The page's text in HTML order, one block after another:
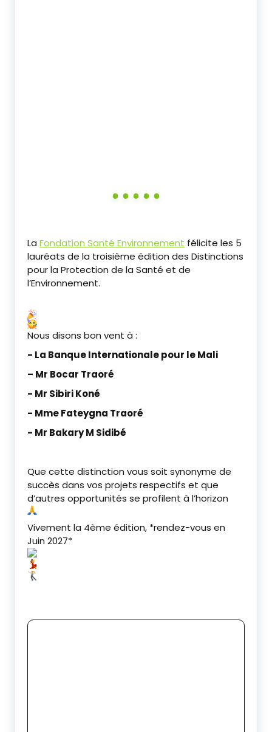
‎La Fondation Santé Environnement félicite les 5
lauréats de la troisième édition des Distinctions
pour la Protection de la Santé et de
l’Environnement.
Nous disons bon vent à :
‎- La Banque Internationale pour le Mali
– Mr Bocar Traoré
‎- Mr Sibiri Koné
‎- Mme Fateygna Traoré
‎- Mr Bakary M Sidibé
‎Que cette distinction vous soit synonyme de
succès dans vos projets respectifs et que
d’autres opportunités se profilent à l’horizon
‎Vivement la 4ème édition, *rendez-vous en
Juin 2027*